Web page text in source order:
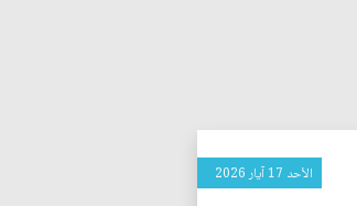
الأحد 17 آيار 2026